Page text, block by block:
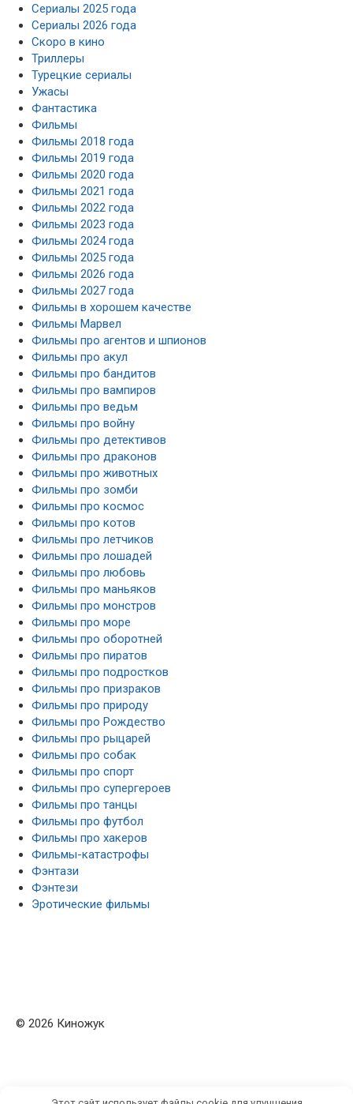
Сериалы 2025 года
Сериалы 2026 года
Скоро в кино
Триллеры
Турецкие сериалы
Ужасы
Фантастика
Фильмы
Фильмы 2018 года
Фильмы 2019 года
Фильмы 2020 года
Фильмы 2021 года
Фильмы 2022 года
Фильмы 2023 года
Фильмы 2024 года
Фильмы 2025 года
Фильмы 2026 года
Фильмы 2027 года
Фильмы в хорошем качестве
Фильмы Марвел
Фильмы про агентов и шпионов
Фильмы про акул
Фильмы про бандитов
Фильмы про вампиров
Фильмы про ведьм
Фильмы про войну
Фильмы про детективов
Фильмы про драконов
Фильмы про животных
Фильмы про зомби
Фильмы про космос
Фильмы про котов
Фильмы про летчиков
Фильмы про лошадей
Фильмы про любовь
Фильмы про маньяков
Фильмы про монстров
Фильмы про море
Фильмы про оборотней
Фильмы про пиратов
Фильмы про подростков
Фильмы про призраков
Фильмы про природу
Фильмы про Рождество
Фильмы про рыцарей
Фильмы про собак
Фильмы про спорт
Фильмы про супергероев
Фильмы про танцы
Фильмы про футбол
Фильмы про хакеров
Фильмы-катастрофы
Фэнтази
Фэнтези
Эротические фильмы
© 2026 Киножук